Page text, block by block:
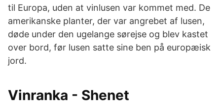
til Europa, uden at vinlusen var kommet med. De
amerikanske planter, der var angrebet af lusen,
døde under den ugelange sørejse og blev kastet
over bord, før lusen satte sine ben på europæisk
jord.
Vinranka - Shenet